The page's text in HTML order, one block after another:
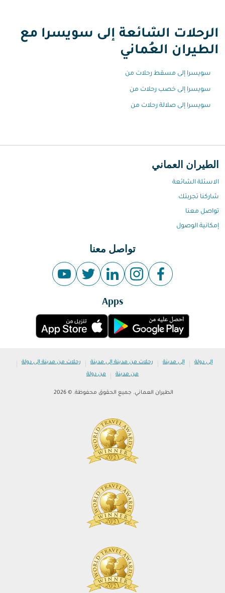
الرحلات الشائعة إلى سويسرا مع
الطيران العُماني
سويسرا إلى مسقط رحلات من
سويسرا إلى خصب رحلات من
سويسرا إلى صلالة رحلات من
الطيران العماني
الاسئلة الشائعة
شاركنا تجربتك
تواصل معنا
إمكانية الوصول
تواصل معنا
Apps
إلى دولة | إلى مدينة | رحلات من مدينة إلى مدينة | رحلات من مدينة إلى دولة |
من مدينة | من دولة
الطيران العماني. جميع الحقوق محفوظة. © 2026